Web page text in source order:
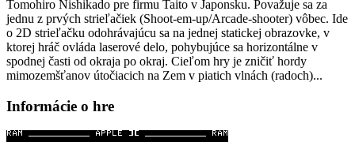
Tomohiro Nishikado pre firmu Taito v Japonsku. Považuje sa za
jednu z prvých strieľačiek (Shoot-em-up/Arcade-shooter) vôbec. Ide
o 2D strieľačku odohrávajúcu sa na jednej statickej obrazovke, v
ktorej hráč ovláda laserové delo, pohybujúce sa horizontálne v
spodnej časti od okraja po okraj. Cieľom hry je zničiť hordy
mimozemšťanov útočiacich na Zem v piatich vlnách (radoch)...
Informácie o hre